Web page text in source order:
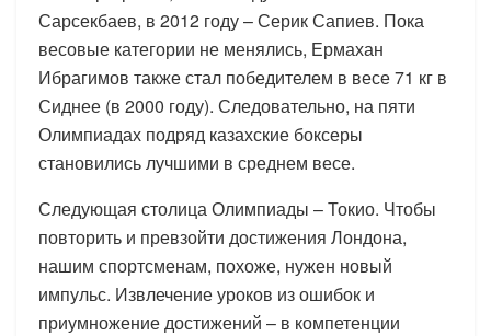
Сарсекбаев, в 2012 году – Серик Сапиев. Пока
весовые категории не менялись, Ермахан
Ибрагимов также стал победителем в весе 71 кг в
Сиднее (в 2000 году). Следовательно, на пяти
Олимпиадах подряд казахские боксеры
становились лучшими в среднем весе.
Следующая столица Олимпиады – Токио. Чтобы
повторить и превзойти достижения Лондона,
нашим спортсменам, похоже, нужен новый
импульс. Извлечение уроков из ошибок и
приумножение достижений – в компетенции